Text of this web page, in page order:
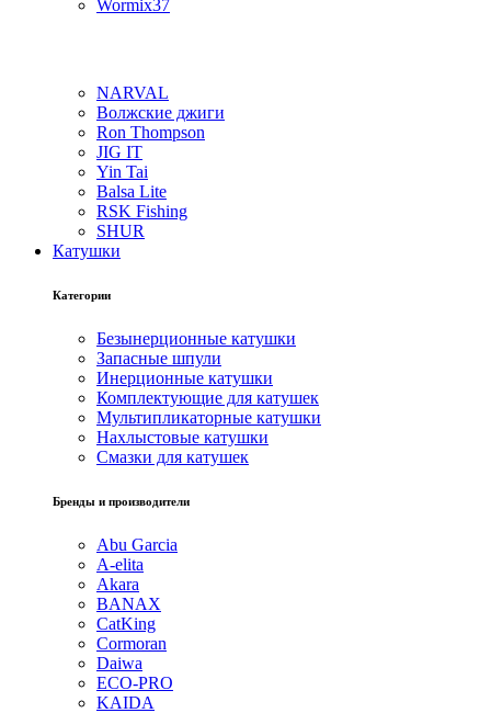
Wormix37
NARVAL
Волжские джиги
Ron Thompson
JIG IT
Yin Tai
Balsa Lite
RSK Fishing
SHUR
Катушки
Категории
Безынерционные катушки
Запасные шпули
Инерционные катушки
Комплектующие для катушек
Мультипликаторные катушки
Нахлыстовые катушки
Смазки для катушек
Бренды и производители
Abu Garcia
A-elita
Akara
BANAX
CatKing
Cormoran
Daiwa
ECO-PRO
KAIDA